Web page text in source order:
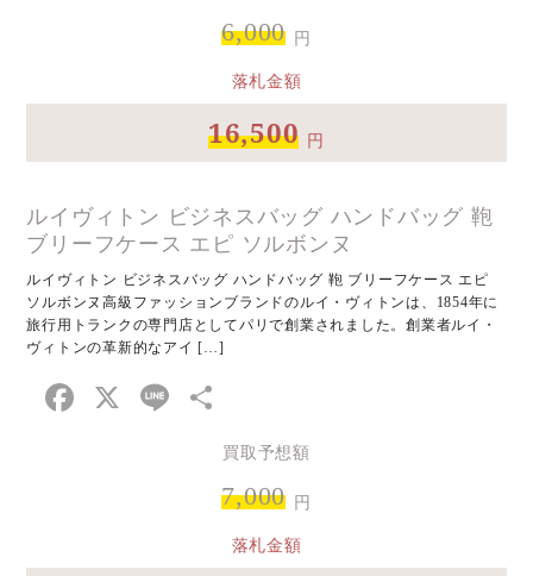
6,000 円
落札金額
16,500 円
ルイヴィトン ビジネスバッグ ハンドバッグ 鞄
ブリーフケース エピ ソルボンヌ
ルイヴィトン ビジネスバッグ ハンドバッグ 鞄 ブリーフケース エピ
ソルボンヌ高級ファッションブランドのルイ・ヴィトンは、1854年に
旅行用トランクの専門店としてパリで創業されました。創業者ルイ・
ヴィトンの革新的なアイ […]
Facebook
X Line
有
買取予想額
7,000 円
落札金額